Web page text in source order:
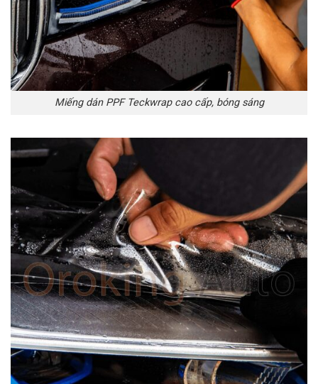
Miếng dán PPF Teckwrap cao cấp, bóng sáng